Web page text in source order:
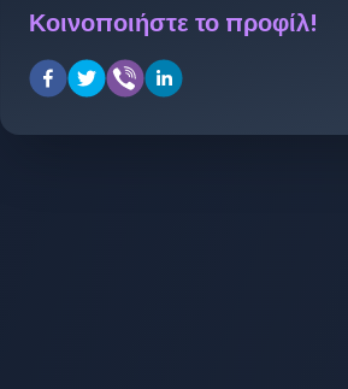
Κοινοποιήστε το προφίλ!